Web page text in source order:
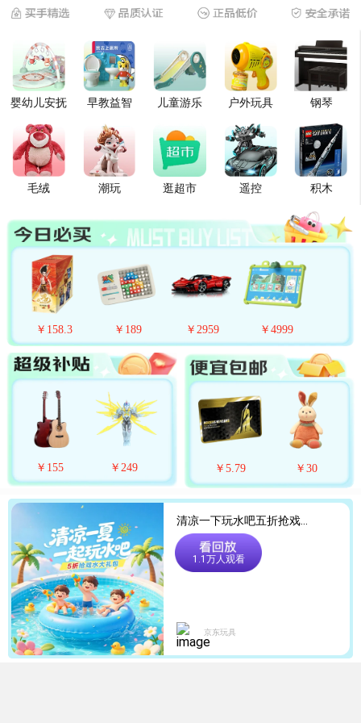
婴幼儿安抚
毛绒
早教益智
潮玩
儿童游乐
逛超市
户外玩具
遥控
钢琴
积木
￥ 155 ￥249
￥28.8 ￥26.8
￥ 145 ￥198.9
￥ 5. 79 ￥ 30
￥16.8
￥5.49 ￥21.9
￥ 158.3 ￥ 189 ￥ 2959 ￥ 4999
清凉一下玩水吧五折抢戏水
大礼包
京东玩具
1.1万人观看